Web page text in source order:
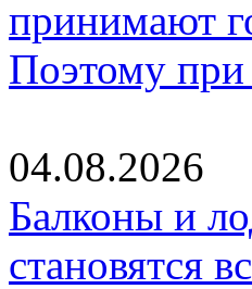
принимают
Поэтому при
04.08.2026
Балконы и
становятся